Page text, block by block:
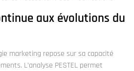
aux évolutions du
marketing repose sur sa capacité
L’analyse PESTEL permet